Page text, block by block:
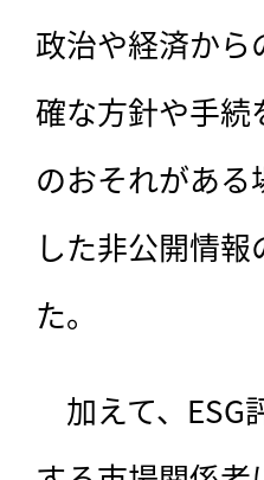
政治や経済か
確な方針や手
のおそれがあ
した非公開情
た。
加えて、ESG